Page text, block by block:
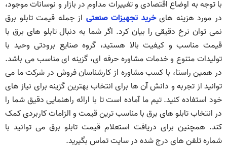
با توجه به اوضاع اقتصادی و تغییرات مداوم در بازار و نوسانات موجود،
در مورد هزینه های خرید تجهیزات صنعتی از جمله قیمت تابلو برق
نمی توان نرخ دقیقی را بیان کرد. اگر شما به دنبال تابلو های برق با
قیمت مناسب و کیفیت بالا هستید، گروه صنایع برودتی وحید با
تولیدات متنوع و خدمات مشاوره حرفه‌ ای، گزینه‌ ای مناسب می باشد.
در همین راستا، با کسب مشاوره از کارشناسان فروش در شرکت ما می‌
توانید از تجربه و دانش آن‌ ها برای انتخاب بهترین گزینه برای نیاز های
خود استفاده کنید. تیم ما آماده‌ است تا با ارائه راهنمایی دقیق شما را
در انتخاب تابلو های برق با مناسب‌ ترین قیمت و الزامات کاربردی کمک
کند. همچنین برای دریافت استعلام قیمت تابلو برق می توانید با
شماره تلفن های درج شده در سایت تماس بگیرید.